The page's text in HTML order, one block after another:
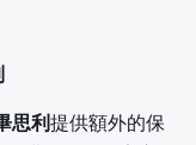
思利提供額外的保